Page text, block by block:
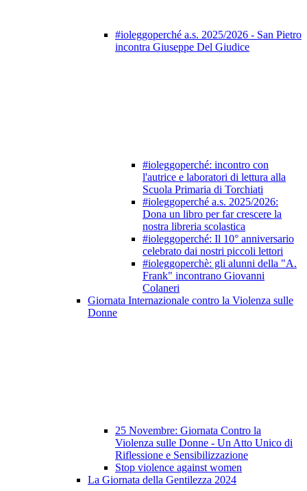
#ioleggoperché a.s. 2025/2026 - San Pietro
incontra Giuseppe Del Giudice
#ioleggoperché: incontro con
l'autrice e laboratori di lettura alla
Scuola Primaria di Torchiati
#ioleggoperché a.s. 2025/2026:
Dona un libro per far crescere la
nostra libreria scolastica
#ioleggoperché: Il 10° anniversario
celebrato dai nostri piccoli lettori
#ioleggoperchè: gli alunni della "A.
Frank" incontrano Giovanni
Colaneri
Giornata Internazionale contro la Violenza sulle
Donne
25 Novembre: Giornata Contro la
Violenza sulle Donne - Un Atto Unico di
Riflessione e Sensibilizzazione
Stop violence against women
La Giornata della Gentilezza 2024